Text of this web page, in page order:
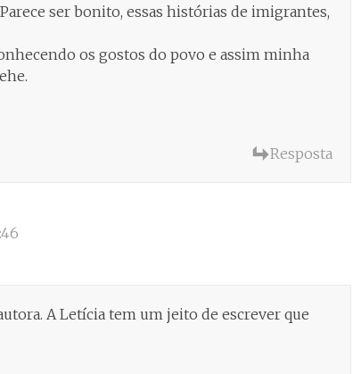
ser bonito, essas histórias de imigrantes,
os gostos do povo e assim minha
Resposta
A Letícia tem um jeito de escrever que